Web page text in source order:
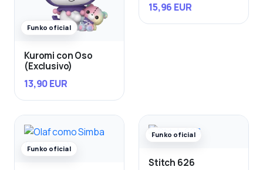
Funko oficial
Kuromi con Oso
(Exclusivo)
13,90 EUR
15,96 EUR
Funko oficial
Funko oficial
Stitch 626